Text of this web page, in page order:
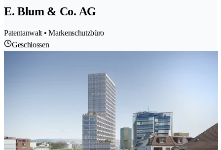
E. Blum & Co. AG
Patentanwalt • Markenschutzbüro
Geschlossen